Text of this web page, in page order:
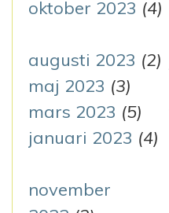
oktober 2023 (4)
augusti 2023 (2)
maj 2023 (3)
mars 2023 (5)
januari 2023 (4)
november